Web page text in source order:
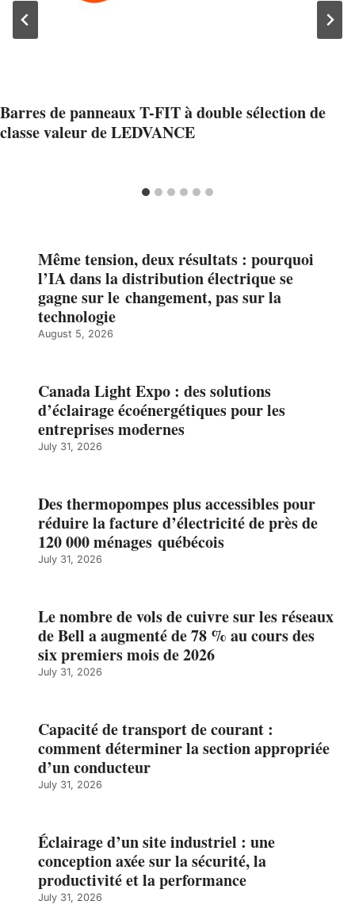
Barres de panneaux T-FIT à double sélection de
classe valeur de LEDVANCE
Même tension, deux résultats : pourquoi
l’IA dans la distribution électrique se
gagne sur le changement, pas sur la
technologie
August 5, 2026
Canada Light Expo : des solutions
d’éclairage écoénergétiques pour les
entreprises modernes
July 31, 2026
Des thermopompes plus accessibles pour
réduire la facture d’électricité de près de
120 000 ménages québécois
July 31, 2026
Le nombre de vols de cuivre sur les réseaux
de Bell a augmenté de 78 % au cours des
six premiers mois de 2026
July 31, 2026
Capacité de transport de courant :
comment déterminer la section appropriée
d’un conducteur
July 31, 2026
Éclairage d’un site industriel : une
conception axée sur la sécurité, la
productivité et la performance
July 31, 2026